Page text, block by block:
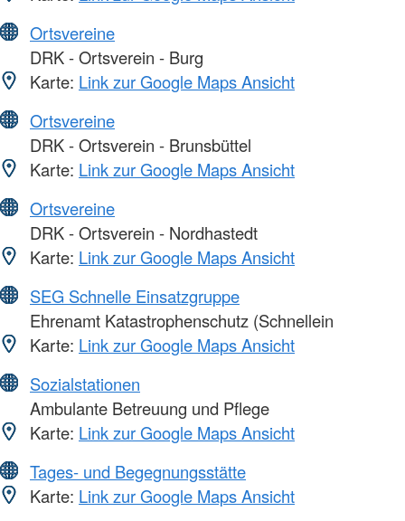
Ortsvereine
DRK - Ortsverein - Burg
Karte: Link zur Google Maps Ansicht
Ortsvereine
DRK - Ortsverein - Brunsbüttel
Karte: Link zur Google Maps Ansicht
Ortsvereine
DRK - Ortsverein - Nordhastedt
Karte: Link zur Google Maps Ansicht
SEG Schnelle Einsatzgruppe
Ehrenamt Katastrophenschutz (Schnellein
Karte: Link zur Google Maps Ansicht
Sozialstationen
Ambulante Betreuung und Pflege
Karte: Link zur Google Maps Ansicht
Tages- und Begegnungsstätte
Karte: Link zur Google Maps Ansicht